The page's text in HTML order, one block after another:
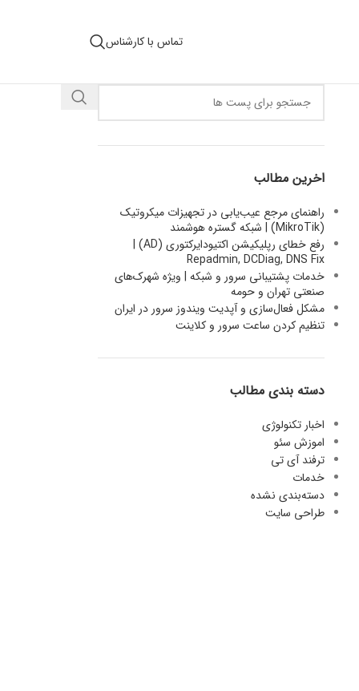
تماس با کارشناس
اخرین مطالب
راهنمای مرجع عیب‌یابی در تجهیزات میکروتیک
(MikroTik) | شبکه گستره هوشمند
رفع خطای رپلیکیشن اکتیودایرکتوری (AD) |
Repadmin, DCDiag, DNS Fix
خدمات پشتیبانی سرور و شبکه | ویژه شهرک‌های
صنعتی تهران و حومه
مشکل فعال‌سازی و آپدیت ویندوز سرور در ایران
تنظیم کردن ساعت سرور و کلاینت
دسته بندی مطالب
اخبار تکنولوژی
اموزش سئو
ترفند آی تی
خدمات
دسته‌بندی نشده
طراحی سایت